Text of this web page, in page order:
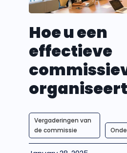
Hoe u een
effectieve
organiseert
Vergaderingen van
de commissie